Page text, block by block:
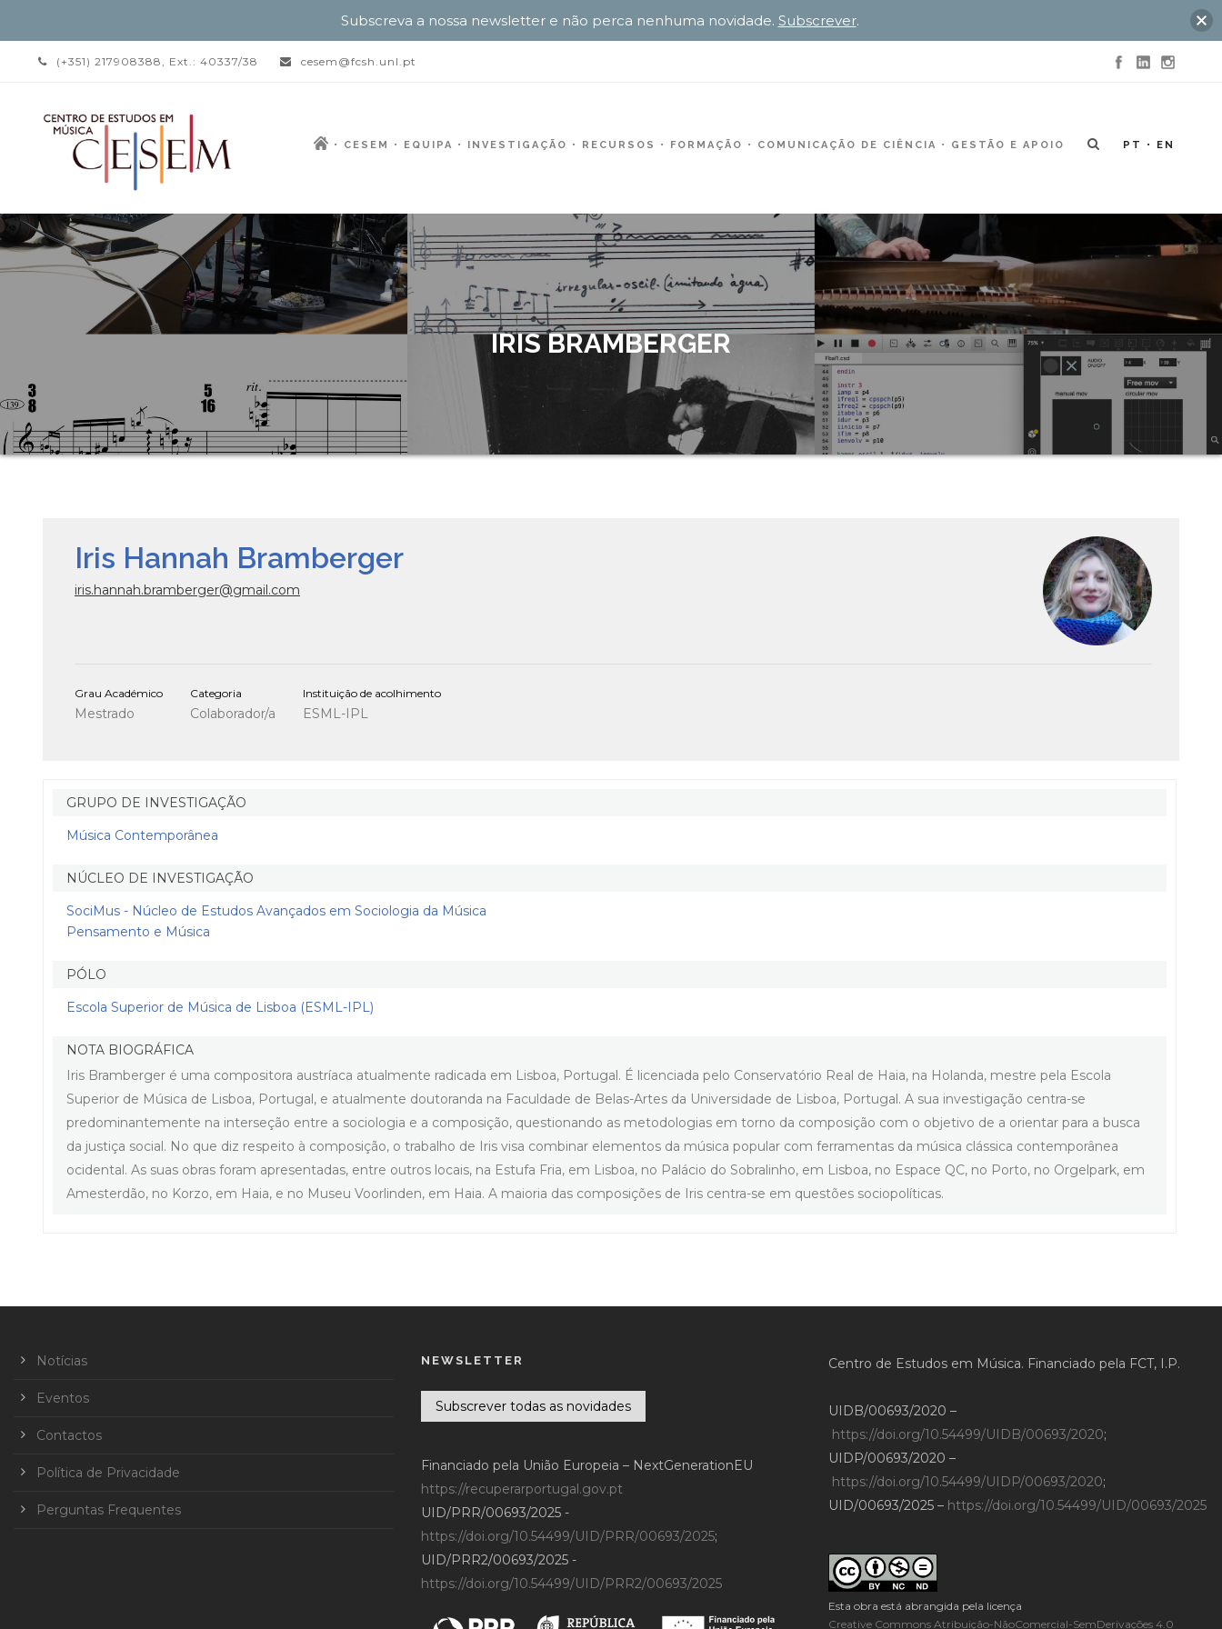
(+351) 217908388, Ext.: 40337/38 cesem@fcsh.unl.pt
CESEM EQUIPA INVESTIGAÇÃO RECURSOS FORMAÇÃO COMUNICAÇÃO DE CIÊNCIA GESTÃO E APOIO PT EN
IRIS BRAMBERGER
Iris Hannah Bramberger
iris.hannah.bramberger@gmail.com
Grau Académico
Mestrado
Categoria
Colaborador/a
Instituição de acolhimento
ESML-IPL
GRUPO DE INVESTIGAÇÃO
Música Contemporânea
NÚCLEO DE INVESTIGAÇÃO
SociMus - Núcleo de Estudos Avançados em Sociologia da Música
Pensamento e Música
PÓLO
Escola Superior de Música de Lisboa (ESML-IPL)
NOTA BIOGRÁFICA
Iris Bramberger é uma compositora austríaca atualmente radicada em Lisboa, Portugal. É licenciada pelo Conservatório Real de Haia, na Holanda, mestre pela Escola
Superior de Música de Lisboa, Portugal, e atualmente doutoranda na Faculdade de Belas-Artes da Universidade de Lisboa, Portugal. A sua investigação centra-se
predominantemente na interseção entre a sociologia e a composição, questionando as metodologias em torno da composição com o objetivo de a orientar para a busca
da justiça social. No que diz respeito à composição, o trabalho de Iris visa combinar elementos da música popular com ferramentas da música clássica contemporânea
ocidental. As suas obras foram apresentadas, entre outros locais, na Estufa Fria, em Lisboa, no Palácio do Sobralinho, em Lisboa, no Espace QC, no Porto, no Orgelpark, em
Amesterdão, no Korzo, em Haia, e no Museu Voorlinden, em Haia. A maioria das composições de Iris centra-se em questões sociopolíticas.
Notícias
Eventos
Contactos
Política de Privacidade
Perguntas Frequentes
NEWSLETTER
Subscrever todas as novidades
Financiado pela União Europeia – NextGenerationEU
https://recuperarportugal.gov.pt
UID/PRR/00693/2025 -
https://doi.org/10.54499/UID/PRR/00693/2025;
UID/PRR2/00693/2025 -
https://doi.org/10.54499/UID/PRR2/00693/2025
Centro de Estudos em Música. Financiado pela FCT, I.P.
UIDB/00693/2020 –
https://doi.org/10.54499/UIDB/00693/2020;
UIDP/00693/2020 –
https://doi.org/10.54499/UIDP/00693/2020;
UID/00693/2025 – https://doi.org/10.54499/UID/00693/2025
Esta obra está abrangida pela licença
Creative Commons Atribuição-NãoComercial-SemDerivações 4.0
Subscreva a nossa newsletter e não perca nenhuma novidade. Subscrever.